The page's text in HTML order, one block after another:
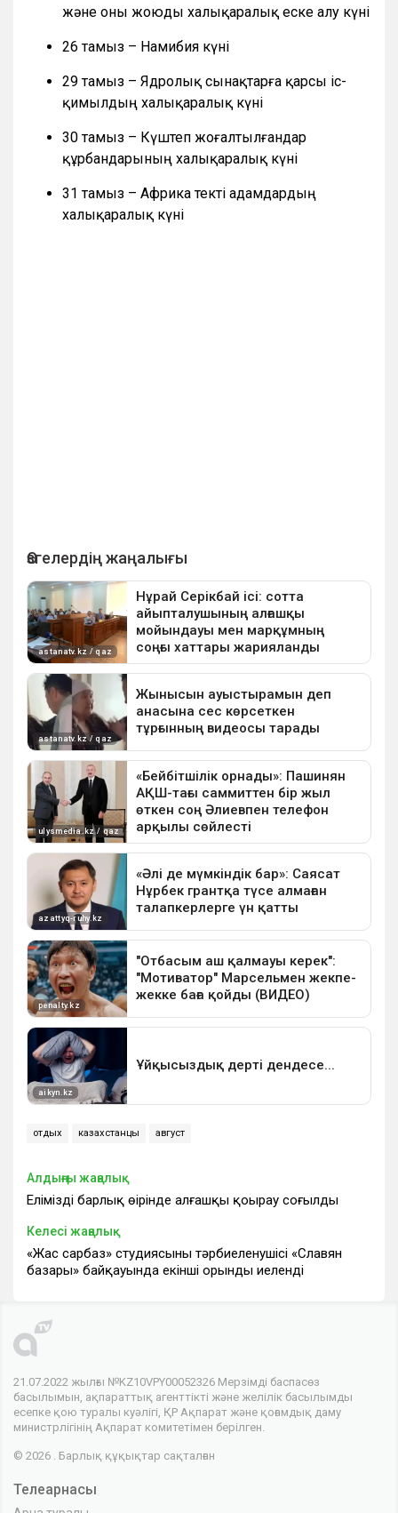
және оны жоюды халықаралық еске алу күні
26 тамыз – Намибия күні
29 тамыз – Ядролық сынақтарға қарсы іс-
қимылдың халықаралық күні
30 тамыз – Күштеп жоғалтылғандар
құрбандарының халықаралық күні
31 тамыз – Африка текті адамдардың
халықаралық күні
отдых казахстанцы август
Алдыңғы жаңалық
Еліміздің барлық өңірінде алғашқы қоңырау соғылды
Келесі жаңалық
«Жас сарбаз» студиясының тәрбиеленушісі «Славян
базары» байқауында екінші орынды иеленді
21.07.2022 жылғы №KZ10VPY00052326 Мерзімді баспасөз
басылымын, ақпараттық агенттікті және желілік басылымды
есепке қою туралы куәлігі, ҚР Ақпарат және қоғамдық даму
министрлігінің Ақпарат комитетімен берілген.
© 2026 . Барлық құқықтар сақталған
Телеарнасы